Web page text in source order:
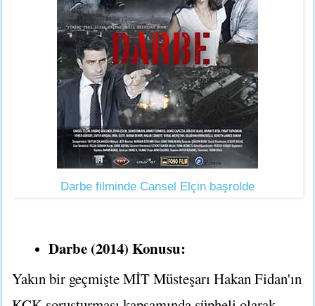
Darbe filminde Cansel Elçin başrolde
Darbe (2014) Konusu:
Yakın bir geçmişte MİT Müsteşarı Hakan Fidan'ın